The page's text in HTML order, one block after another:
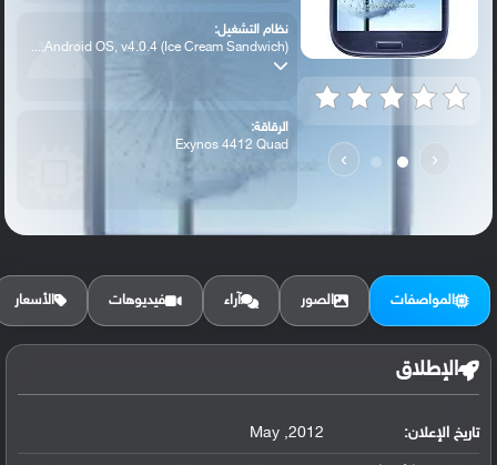
‹
›
نظام التشغيل:
Android OS, v4.0.4 (Ice Cream Sandwich),...
الرقاقة:
Exynos 4412 Quad
الرام / التخزين:
المواصفات الصور آراء فيديوهات الأسعار
الإطلاق
تاريخ الإعلان: 2012, May